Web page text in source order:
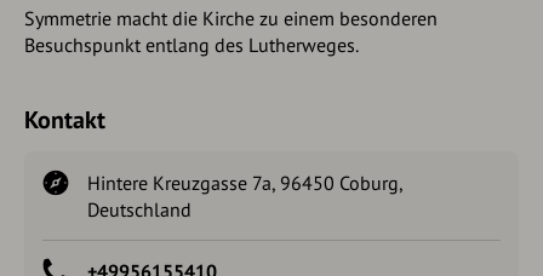
Symmetrie macht die Kirche zu einem besonderen
Besuchspunkt entlang des Lutherweges.
Kontakt
Hintere Kreuzgasse 7a, 96450 Coburg,
Deutschland
+49956155410